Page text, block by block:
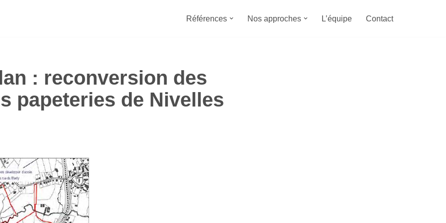
Références Nos approches L’équipe Contact
: reconversion des
papeteries de Nivelles